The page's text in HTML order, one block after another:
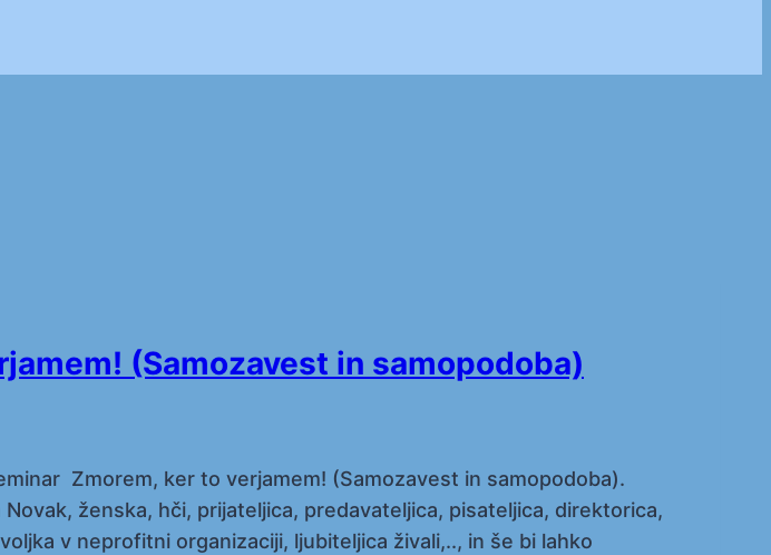
(Samozavest in samopodoba)
Zmorem, ker to verjamem! (Samozavest in samopodoba).
ženska, hči, prijateljica, predavateljica, pisateljica, direktorica,
v neprofitni organizaciji, ljubiteljica živali,.., in še bi lahko